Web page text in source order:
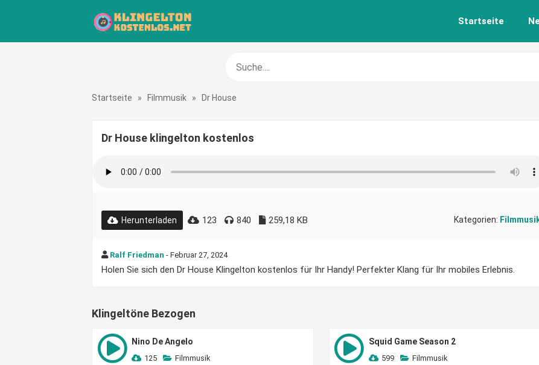
Startseite
Startseite » Filmmusik » Dr House
Dr House klingelton kostenlos
Herunterladen 123 840 259,18 KB Kategorien:
Ralf Friedman - Februar 27, 2024
Holen Sie sich den Dr House Klingelton kostenlos für Ihr Handy! Perfekter Klang für Ihr mobiles Erlebnis.
Klingeltöne Bezogen
Nino De Angelo
125 Filmmusik
Squid Game Season 2
599 Filmmusik